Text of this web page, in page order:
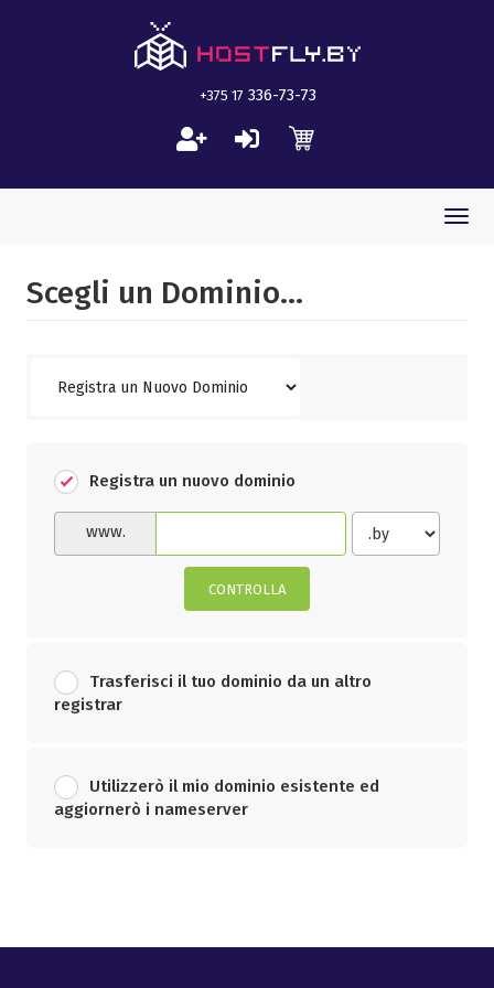
+375 17 336-73-73
Scegli un Dominio...
Registra un nuovo dominio
www.
CONTROLLA
Trasferisci il tuo dominio da un altro
registrar
Utilizzerò il mio dominio esistente ed
aggiornerò i nameserver